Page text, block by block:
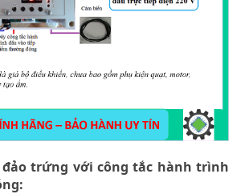
trứng với công tắc hành trình